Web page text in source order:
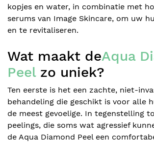
Contact
BOEK ONLINE
kopjes en water, in combinatie met
serums van Image Skincare, om uw
en te revitaliseren.
Wat maakt deAqua
Peelzo uniek?
Ten eerste is het een zachte, niet-
behandeling die geschikt is voor alle
de meest gevoelige. In tegenstelling
peelings, die soms wat agressief
de Aqua Diamond Peel een